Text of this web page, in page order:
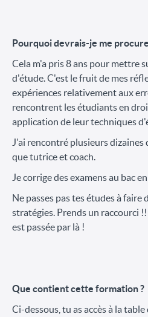
Pourquoi devrais-je me
Cela m'a pris 8 ans pour mettre
d'étude. C'est le fruit de mes
expériences relativement aux
rencontrent les étudiants en
application de leur techniques
J'ai rencontré plusieurs
que tutrice et coach.
Je corrige des examens au bac
Ne passes pas tes études à faire
stratégies. Prends un raccourci
est passée par là !
Que contient cette formation ?
Ci-dessous, tu as accès à la